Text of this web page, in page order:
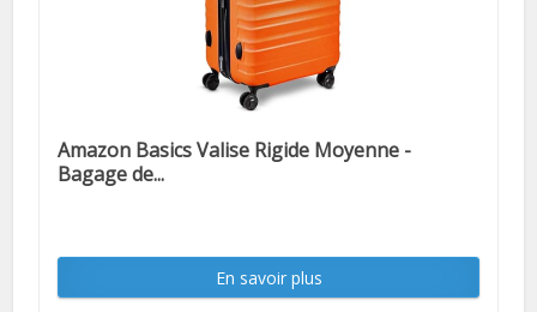
Amazon Basics Valise Rigide Moyenne -
Bagage de...
En savoir plus